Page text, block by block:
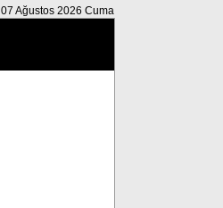
07 Ağustos 2026 Cuma